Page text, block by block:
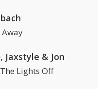
Jaxstyle & Jon
Lights Off